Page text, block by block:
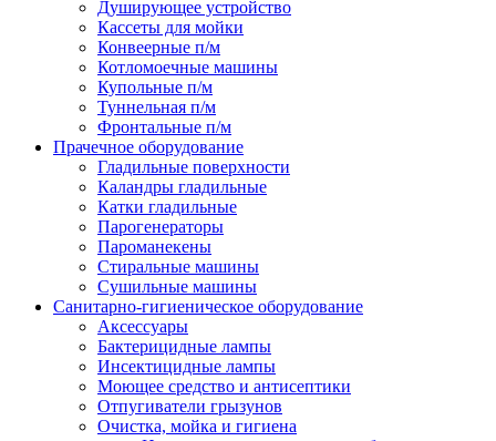
Душирующее устройство
Кассеты для мойки
Конвеерные п/м
Котломоечные машины
Купольные п/м
Туннельная п/м
Фронтальные п/м
Прачечное оборудование
Гладильные поверхности
Каландры гладильные
Катки гладильные
Парогенераторы
Пароманекены
Стиральные машины
Сушильные машины
Санитарно-гигиеническое оборудование
Аксессуары
Бактерицидные лампы
Инсектицидные лампы
Моющее средство и антисептики
Отпугиватели грызунов
Очистка, мойка и гигиена